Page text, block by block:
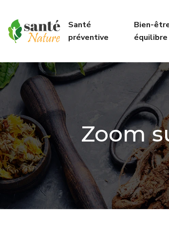
Santé
préventive
Bien-
équilibre
Zoom